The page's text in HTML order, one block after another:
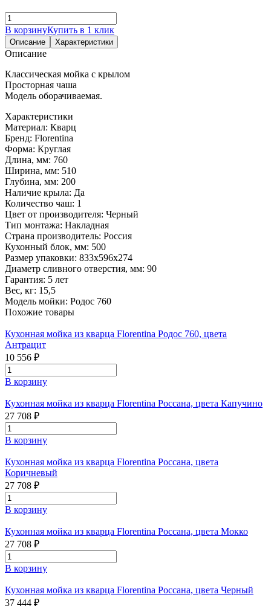
В корзинуКупить в 1 клик
Описание Характеристики
Описание
Классическая мойка с крылом
Просторная чаша
Модель оборачиваемая.
Характеристики
Материал: Кварц
Бренд: Florentina
Форма: Круглая
Длина, мм: 760
Ширина, мм: 510
Глубина, мм: 200
Наличие крыла: Да
Количество чаш: 1
Цвет от производителя: Черный
Тип монтажа: Накладная
Страна производитель: Россия
Кухонный блок, мм: 500
Размер упаковки: 833х596х274
Диаметр сливного отверстия, мм: 90
Гарантия: 5 лет
Вес, кг: 15,5
Модель мойки: Родос 760
Похожие товары
Кухонная мойка из кварца Florentina Родос 760, цвета
Антрацит
10 556 ₽
В корзину
Кухонная мойка из кварца Florentina Россана, цвета Капучино
27 708 ₽
В корзину
Кухонная мойка из кварца Florentina Россана, цвета
Коричневый
27 708 ₽
В корзину
Кухонная мойка из кварца Florentina Россана, цвета Мокко
27 708 ₽
В корзину
Кухонная мойка из кварца Florentina Россана, цвета Черный
37 444 ₽